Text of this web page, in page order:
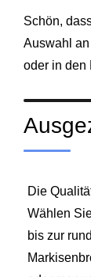
Schön,
Auswahl
oder in den
Die
Wählen
bis zur